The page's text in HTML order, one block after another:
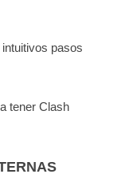
pasos
tener Clash